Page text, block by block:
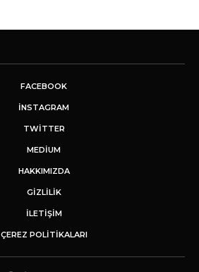
FACEBOOK
INSTAGRAM
TWITTER
MEDIUM
HAKKIMIZDA
GİZLİLİK
İLETIŞIM
ÇEREZ POLITIKALARI